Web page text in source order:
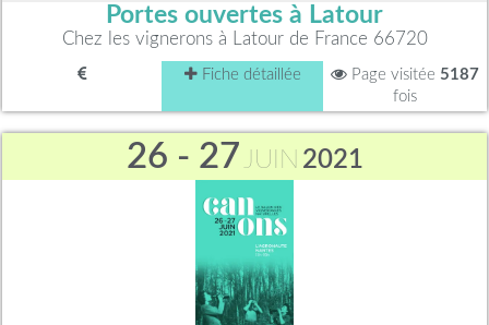
Portes ouvertes à Latour
Chez les vignerons à Latour de France 66720
Fiche détaillée Page visitée 5187
fois
26 - 27 JUIN 2021